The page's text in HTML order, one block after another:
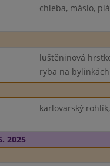
chleba, máslo,
luštěninová
ryba na
karlovarský
2025